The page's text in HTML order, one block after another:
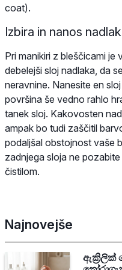
coat).
Izbira in nanos
Pri manikiri z bleščicami je
debelejši sloj nadlaka, da
neravnine. Nanesite en
površina še vedno rahlo
tanek sloj. Kakovosten
ampak bo tudi zaščitil
podaljšal obstojnost vaše
zadnjega sloja ne
čistilom.
Najnovejše
ඇක්‍රිලික්